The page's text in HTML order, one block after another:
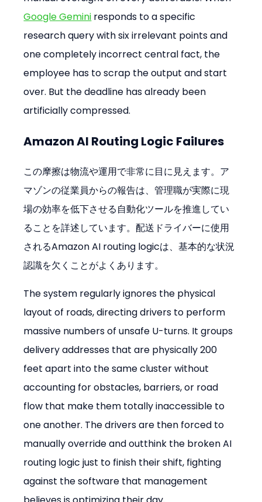
Google Gemini responds to a specific
research query with six irrelevant points and
one completely incorrect central fact, the
employee has to scrap the output and start
over. But the deadline has already been
artificially compressed.
Amazon AI Routing Logic Failures
この摩擦は物流や運用で非常に目に見えます。ア
マゾンの従業員からの報告は、管理職が実際に現
場の効率を低下させる自動化ツールを推進してい
ることを詳述しています。配送ドライバーに使用
されるAmazon AI routing logicは、基本的な状況
認識を欠くことがよくあります。
The system regularly ignores the physical
layout of roads, directing drivers to perform
massive numbers of unsafe U-turns. It groups
delivery addresses that are physically 200
feet apart into the same cluster without
accounting for obstacles, barriers, or road
flow that make them totally inaccessible to
one another. The drivers are then forced to
manually override and outthink the broken AI
routing logic just to finish their shift, fighting
against the software that management